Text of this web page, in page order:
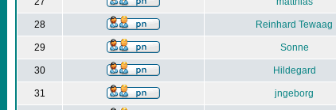
28 Reinhard Tewaag
29 Sonne
30 Hildegard
31 jngeborg